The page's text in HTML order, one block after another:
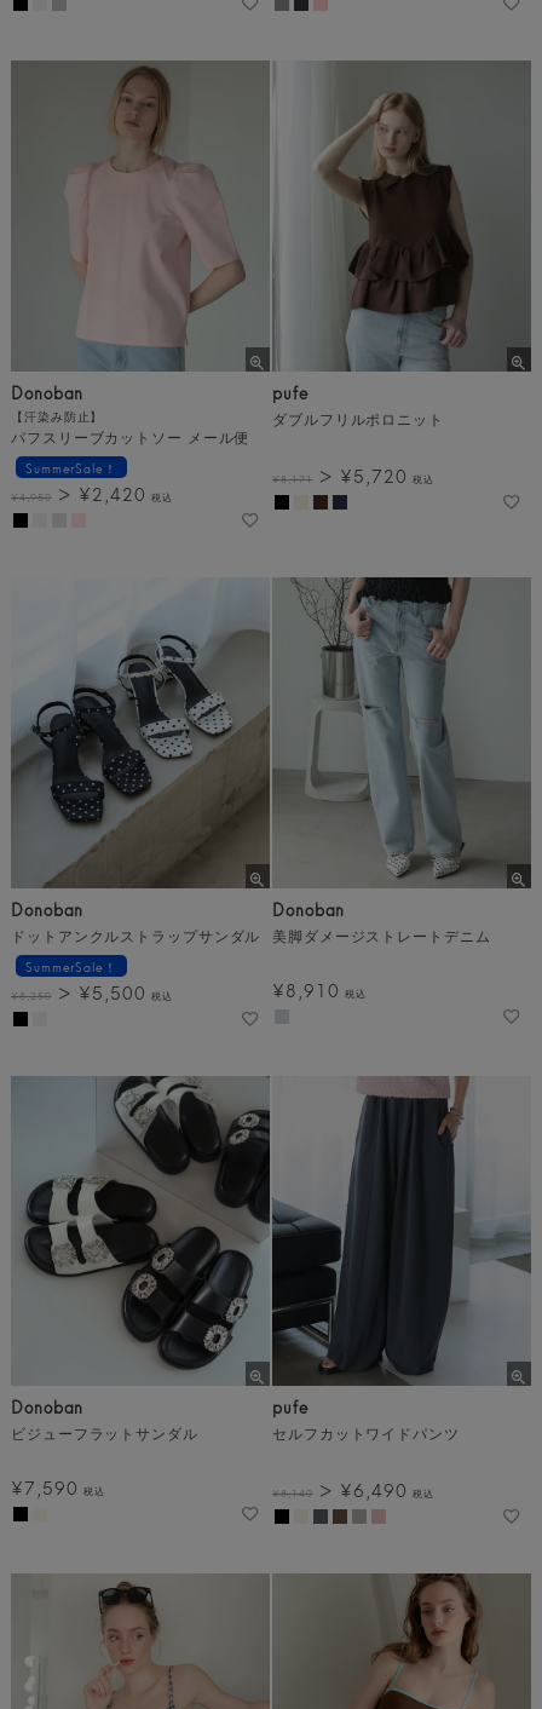
Donoban
【汗染み防止】
パフスリーブカットソー メール便
SummerSale！
¥4,950 ¥2,420 税込
pufe
ダブルフリルポロニット
¥8,171 ¥5,720 税込
Donoban
ドットアンクルストラップサンダル
SummerSale！
¥8,250 ¥5,500 税込
Donoban
美脚ダメージストレートデニム
¥8,910 税込
Donoban
ビジューフラットサンダル
¥7,590 税込
pufe
セルフカットワイドパンツ
¥8,140 ¥6,490 税込